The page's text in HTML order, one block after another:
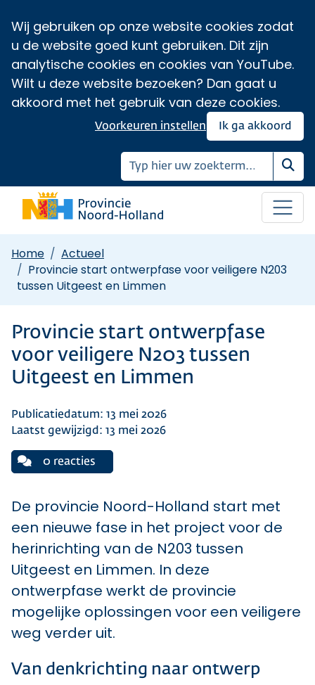
Wij gebruiken op onze website cookies zodat
u de website goed kunt gebruiken. Dit zijn
analytische cookies en cookies van YouTube.
Wilt u deze website bezoeken? Dan gaat u
akkoord met het gebruik van deze cookies.
Ik ga akkoord
Voorkeuren instellen
Home
Actueel
Provincie start ontwerpfase voor veiligere N203
tussen Uitgeest en Limmen
Provincie start ontwerpfase
voor veiligere N203 tussen
Uitgeest en Limmen
Publicatiedatum: 13 mei 2026
Laatst gewijzigd: 13 mei 2026
0 reacties
De provincie Noord-Holland start met
een nieuwe fase in het project voor de
herinrichting van de N203 tussen
Uitgeest en Limmen. In deze
ontwerpfase werkt de provincie
mogelijke oplossingen voor een veiligere
weg verder uit.
Van denkrichting naar ontwerp